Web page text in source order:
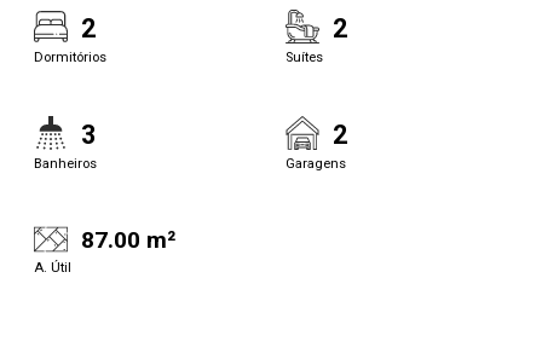
2
Dormitórios
2
Suítes
3
Banheiros
2
Garagens
87.00 m²
A. Útil